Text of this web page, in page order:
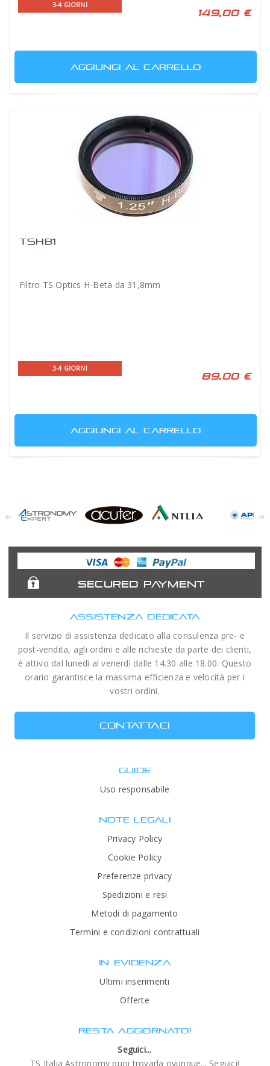
3-4 GIORNI
149,00 €
AGGIUNGI AL CARRELLO
TSHB1
Filtro TS Optics H-Beta da 31,8mm
3-4 GIORNI
89,00 €
AGGIUNGI AL CARRELLO
Expert
Telescopes
SECURED PAYMENT
ASSISTENZA DEDICATA
Il servizio di assistenza dedicato alla consulenza pre- e
post-vendita, agli ordini e alle richieste da parte dei clienti,
è attivo dal lunedì al venerdì dalle 14.30 alle 18.00. Questo
orario garantisce la massima efficienza e velocità per i
vostri ordini.
CONTATTACI
GUIDE
Uso responsabile
NOTE LEGALI
Privacy Policy
Cookie Policy
Preferenze privacy
Spedizioni e resi
Metodi di pagamento
Termini e condizioni contrattuali
IN EVIDENZA
Ultimi inserimenti
Offerte
RESTA AGGIORNATO!
Seguici...
TS Italia Astronomy puoi trovarla ovunque... Seguici!